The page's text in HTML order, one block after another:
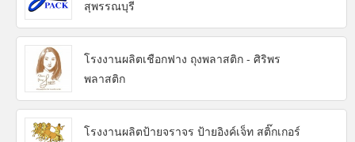
สุพรรณบุรี
โรงงานผลิตเชือกฟาง ถุงพลาสติก - ศิริพร
พลาสติก
โรงงานผลิตป้ายจราจร ป้ายอิงค์เจ็ท สติ๊กเกอร์